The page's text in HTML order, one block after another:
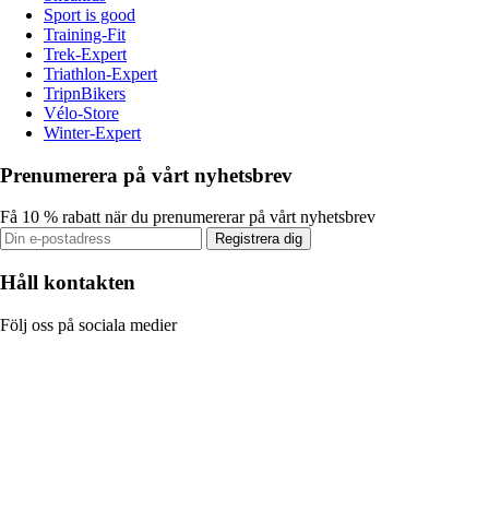
Sport is good
Training-Fit
Trek-Expert
Triathlon-Expert
TripnBikers
Vélo-Store
Winter-Expert
Prenumerera på vårt nyhetsbrev
Få 10 % rabatt när du prenumererar på vårt nyhetsbrev
Registrera dig
Håll kontakten
Följ oss på sociala medier